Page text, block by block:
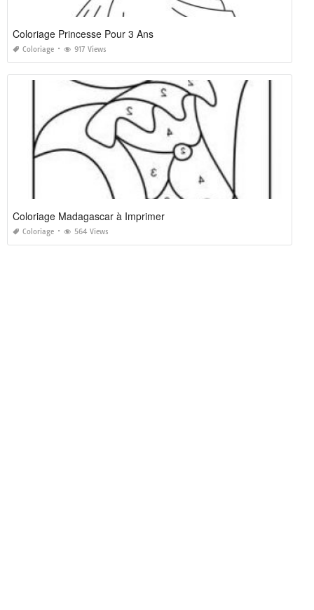
Coloriage Princesse Pour 3 Ans
Coloriage 917 Views
Coloriage Madagascar à Imprimer
Coloriage 564 Views